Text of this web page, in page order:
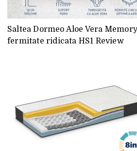
Saltea Dormeo Aloe Vera
fermitate ridicata HS1 Review